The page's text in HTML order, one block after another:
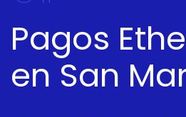
Pagos
en San